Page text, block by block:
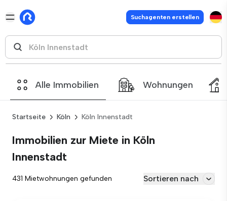
Suchagenten erstellen
Alle Immobilien Wohnungen
Startseite Köln Köln Innenstadt
Immobilien zur Miete in Köln
Innenstadt
431 Mietwohnungen gefunden Sortieren nach